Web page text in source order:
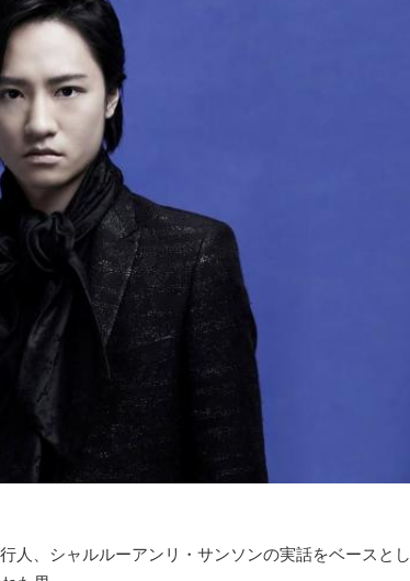
人、シャルルーアンリ・サンソンの実話をベースとし